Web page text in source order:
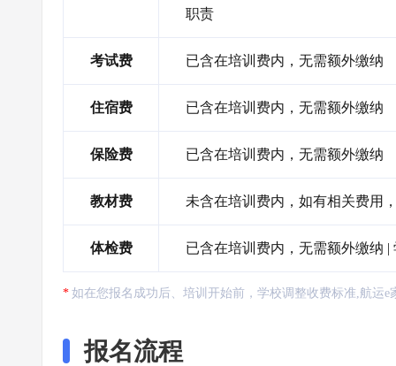
职责
考试费 已含在培训费内，无需额外缴纳
住宿费 已含在培训费内，无需额外缴纳
保险费 已含在培训费内，无需额外缴纳
教材费 未含在培训费内，如有相关费用
体检费 已含在培训费内，无需额外缴纳 |
如在您报名成功后、培训开始前，学校调整收费标准,航运
报名流程